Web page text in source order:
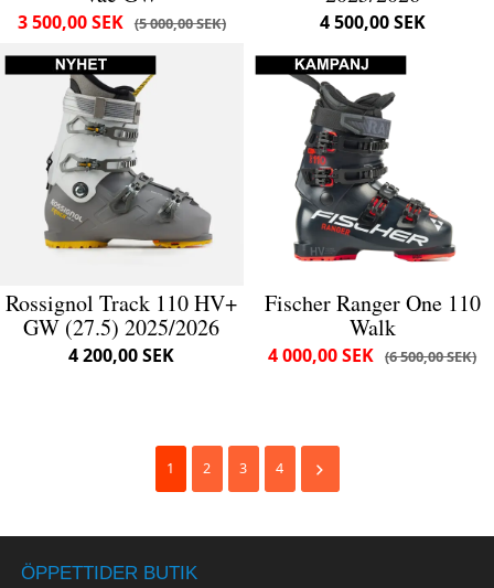
5 000,00 SEK
3 500,00 SEK 4 500,00 SEK
Rossignol Track 110 HV+
GW (27.5) 2025/2026
4 200,00 SEK
Fischer Ranger One 110
Walk
6 500,00 SEK
4 000,00 SEK
1 2 3 4
ÖPPETTIDER BUTIK